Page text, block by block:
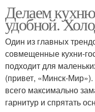
Делаем
удобной.
Один из главных
совмещенные кухни-
подходит для
(привет, «Минск-
всего максимально
гарнитур и спрятать